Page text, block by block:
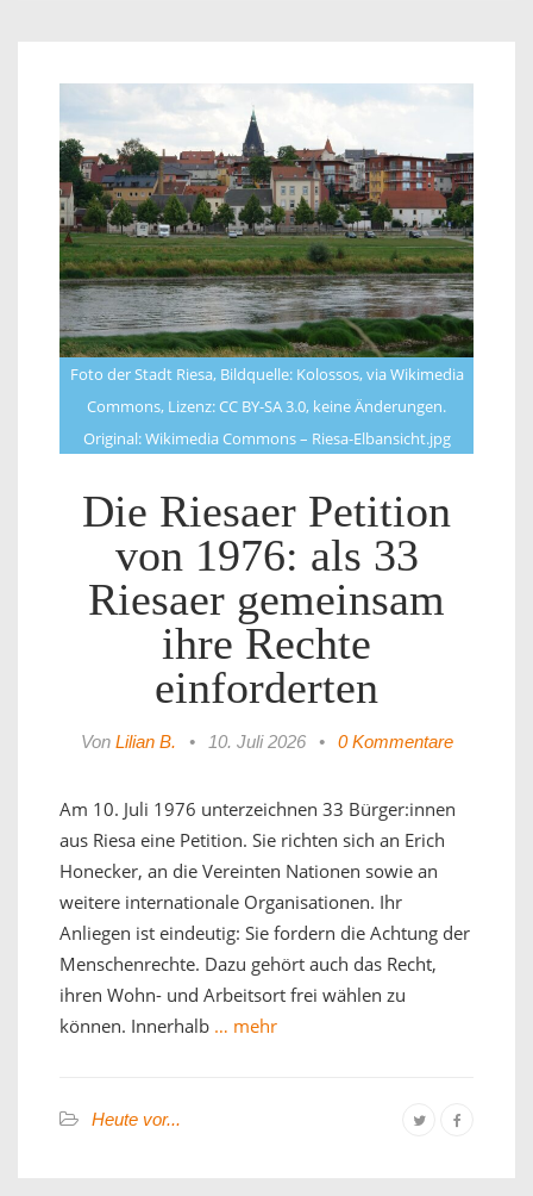
Foto der Stadt Riesa, Bildquelle: Kolossos, via Wikimedia
Commons, Lizenz: CC BY-SA 3.0, keine Änderungen.
Original: Wikimedia Commons – Riesa-Elbansicht.jpg
Die Riesaer Petition
von 1976: als 33
Riesaer gemeinsam
ihre Rechte
einforderten
Von Lilian B. • 10. Juli 2026 • 0 Kommentare
Am 10. Juli 1976 unterzeichnen 33 Bürger:innen
aus Riesa eine Petition. Sie richten sich an Erich
Honecker, an die Vereinten Nationen sowie an
weitere internationale Organisationen. Ihr
Anliegen ist eindeutig: Sie fordern die Achtung der
Menschenrechte. Dazu gehört auch das Recht,
ihren Wohn- und Arbeitsort frei wählen zu
können. Innerhalb … mehr
Heute vor...